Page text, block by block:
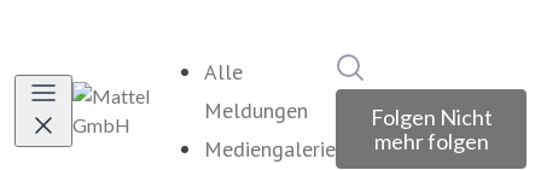
Alle
Meldungen
Mediengalerie
Folgen Nicht
mehr folgen